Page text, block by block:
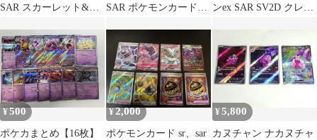
SAR スカーレット&バ
クレ
SAR ポケモンカード
ンex SAR SV2D クレイ
¥500
ポケカまとめ【16枚】
¥2,000
ポケモンカード sr、sar
¥5,800
カヌチャン ナカヌチャ